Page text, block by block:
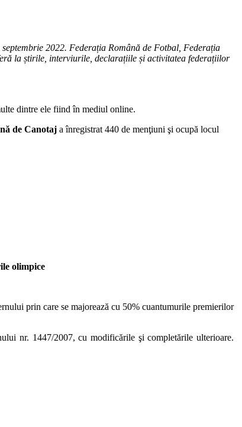
2022. Federația Română de Fotbal, Federația
la știrile, interviurile, declarațiile și activitatea federațiilor
dintre ele fiind în mediul online.
de Canotaj a înregistrat 440 de menţiuni şi ocupă locul
olimpice
prin care se majorează cu 50% cuantumurile premierilor
nr. 1447/2007, cu modificările şi completările ulterioare.